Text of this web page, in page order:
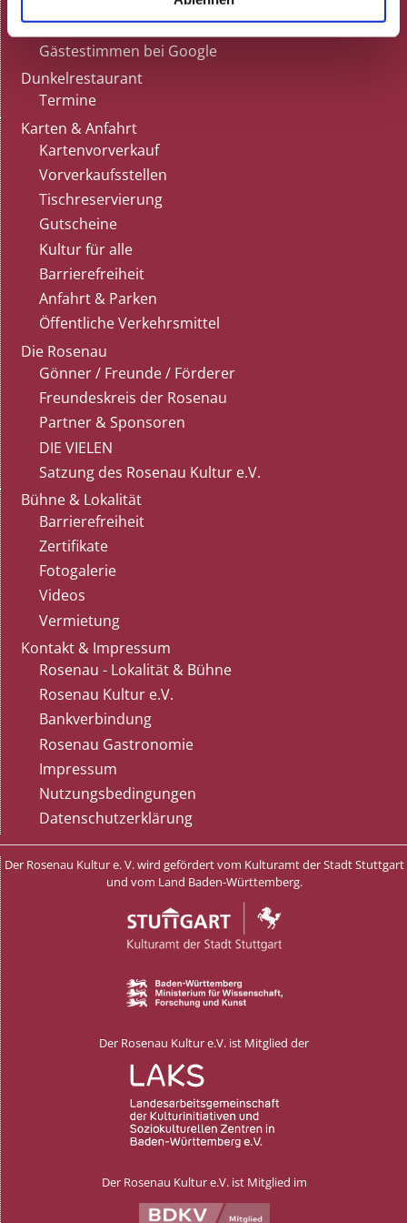
Tisch reservieren
Gästestimmen bei Google
Dunkelrestaurant
Termine
Karten & Anfahrt
Kartenvorverkauf
Vorverkaufsstellen
Tischreservierung
Gutscheine
Kultur für alle
Barrierefreiheit
Anfahrt & Parken
Öffentliche Verkehrsmittel
Die Rosenau
Gönner / Freunde / Förderer
Freundeskreis der Rosenau
Partner & Sponsoren
DIE VIELEN
Satzung des Rosenau Kultur e.V.
Bühne & Lokalität
Barrierefreiheit
Zertifikate
Fotogalerie
Videos
Vermietung
Kontakt & Impressum
Rosenau - Lokalität & Bühne
Rosenau Kultur e.V.
Bankverbindung
Rosenau Gastronomie
Impressum
Nutzungsbedingungen
Datenschutzerklärung
Der Rosenau Kultur e. V. wird gefördert vom Kulturamt der Stadt Stuttgart
und vom Land Baden-Württemberg.
Der Rosenau Kultur e.V. ist Mitglied der
Der Rosenau Kultur e.V. ist Mitglied im